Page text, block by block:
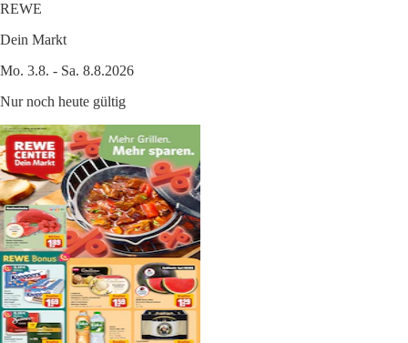
REWE
Dein Markt
Mo. 3.8. - Sa. 8.8.2026
Nur noch heute gültig